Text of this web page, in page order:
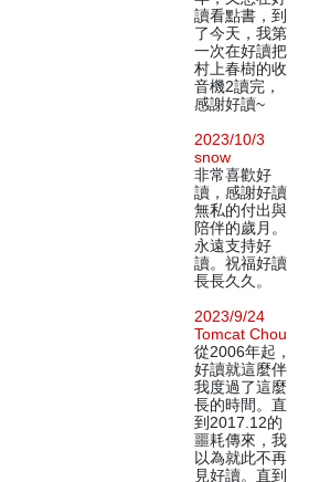
讀看點書，到
了今天，我第
一次在好讀把
村上春樹的收
音機2讀完，
感謝好讀~
2023/10/3
snow
非常喜歡好
讀，感謝好讀
無私的付出與
陪伴的歲月。
永遠支持好
讀。祝福好讀
長長久久。
2023/9/24
Tomcat Chou
從2006年起，
好讀就這麼伴
我度過了這麼
長的時間。直
到2017.12的
噩耗傳來，我
以為就此不再
見好讀。直到